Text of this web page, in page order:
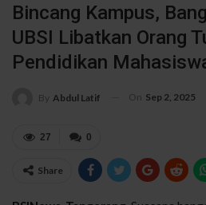
Bincang Kampus,
UBSI Libatkan Orang
Pendidikan
By Abdul Latif On Sep 2, 2025
0
27
Share